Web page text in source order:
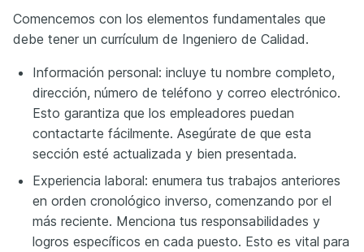
Comencemos con los elementos fundamentales que
debe tener un currículum de Ingeniero de Calidad.
Información personal: incluye tu nombre completo,
dirección, número de teléfono y correo electrónico.
Esto garantiza que los empleadores puedan
contactarte fácilmente. Asegúrate de que esta
sección esté actualizada y bien presentada.
Experiencia laboral: enumera tus trabajos anteriores
en orden cronológico inverso, comenzando por el
más reciente. Menciona tus responsabilidades y
logros específicos en cada puesto. Esto es vital para